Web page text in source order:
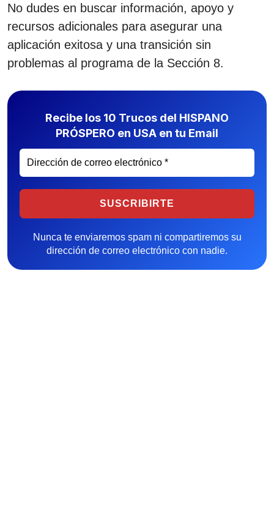
No dudes en buscar información, apoyo y
recursos adicionales para asegurar una
aplicación exitosa y una transición sin
problemas al programa de la Sección 8.
Recibe los 10 Trucos del HISPANO
PRÓSPERO en USA en tu Email
Nunca te enviaremos spam ni compartiremos su
dirección de correo electrónico con nadie.